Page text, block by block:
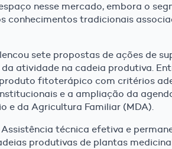
nesse mercado, embora o
conhecimentos tradicionais
sete propostas de ações de
atividade na cadeia produtiva.
fitoterápico com critérios
e a ampliação da
e da Agricultura Familiar (MDA).
técnica efetiva e
produtivas de plantas